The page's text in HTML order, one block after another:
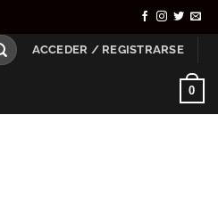
ACCEDER / REGISTRARSE
0